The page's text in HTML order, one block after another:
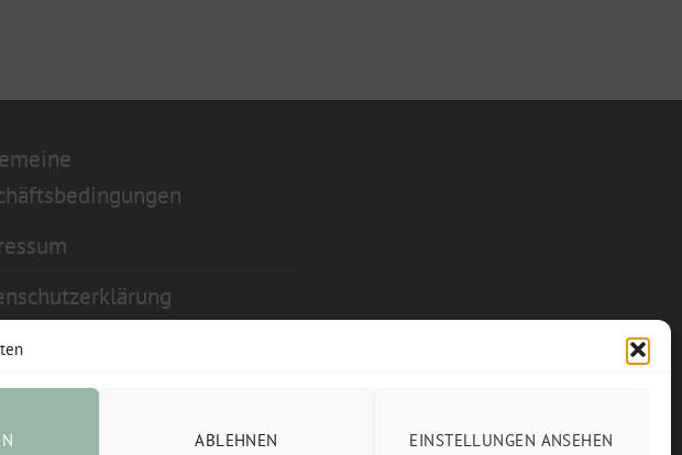
ABLEHNEN EINSTELLUNGEN ANSEHEN
Richtlinie (EU)
widerrufen